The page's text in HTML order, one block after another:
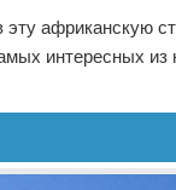
эту африканскую
интересных